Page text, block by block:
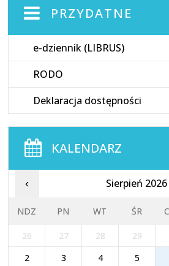
PRZYDATNE
e-dziennik (LIBRUS)
RODO
Deklaracja dostępności
KALENDARZ
‹ Sierpień 2026
NDZ PN WT ŚR
26 27 28 29
2
3 4 5